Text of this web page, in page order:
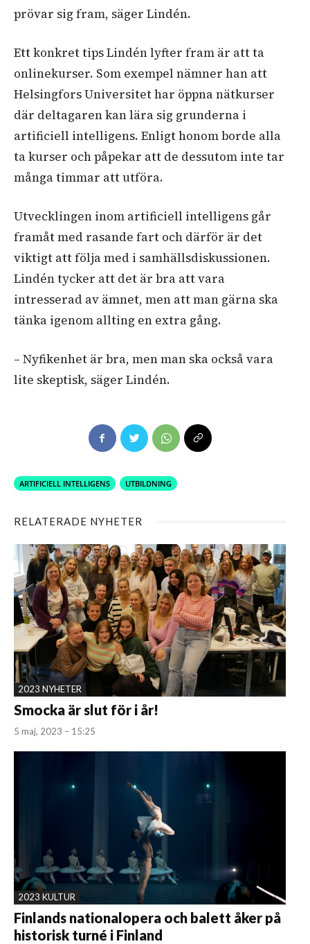
prövar sig fram, säger Lindén.
Ett konkret tips Lindén lyfter fram är att ta
onlinekurser. Som exempel nämner han att
Helsingfors Universitet har öppna nätkurser
där deltagaren kan lära sig grunderna i
artificiell intelligens. Enligt honom borde alla
ta kurser och påpekar att de dessutom inte tar
många timmar att utföra.
Utvecklingen inom artificiell intelligens går
framåt med rasande fart och därför är det
viktigt att följa med i samhällsdiskussionen.
Lindén tycker att det är bra att vara
intresserad av ämnet, men att man gärna ska
tänka igenom allting en extra gång.
– Nyfikenhet är bra, men man ska också vara
lite skeptisk, säger Lindén.
ARTIFICIELL INTELLIGENS UTBILDNING
RELATERADE NYHETER
2023 NYHETER
Smocka är slut för i år!
5 maj, 2023 – 15:25
2023 KULTUR
Finlands nationalopera och balett åker på
historisk turné i Finland